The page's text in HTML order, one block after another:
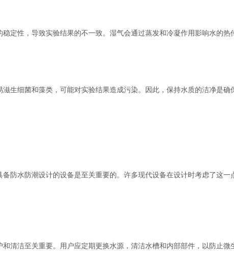
性，导致实验结果的不一致。湿气会通过蒸发和冷凝作用影响水的热
细菌和藻类，可能对实验结果造成污染。因此，保持水质的洁净是确
水防潮设计的设备是至关重要的。许多现代设备在设计时考虑了这一
洁至关重要。用户应定期更换水源，清洁水槽和内部部件，以防止微